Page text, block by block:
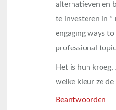
alternatieven en
te investeren in ”
engaging ways to
professional
Het is hun kroeg,
welke kleur ze
Beantwoorden